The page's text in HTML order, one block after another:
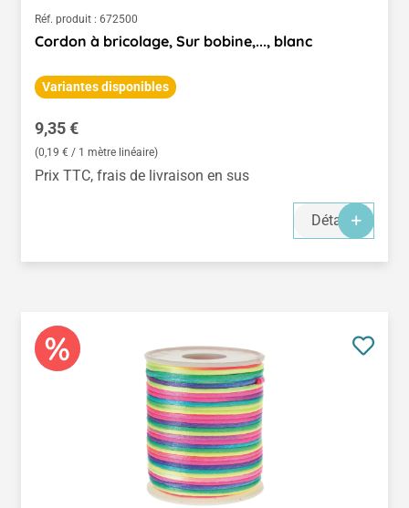
Réf. produit : 672500
Cordon à bricolage, Sur bobine,..., blanc
Variantes disponibles
Prix régulier :
9,35 €
(0,19 € / 1 mètre linéaire)
Prix TTC, frais de livraison en sus
Détails